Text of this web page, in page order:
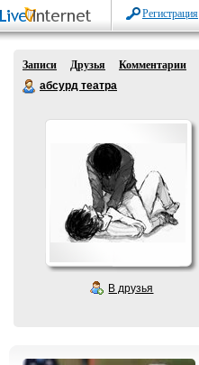
Регистрация
Записи Друзья
Комментарии
абсурд театра
В друзья